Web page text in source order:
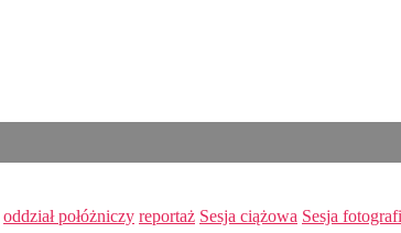
oddział połóżniczy reportaż Sesja ciążowa Sesja